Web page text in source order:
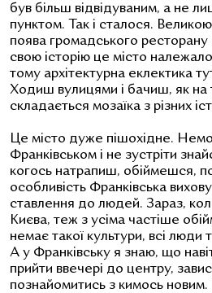
був більш відвідуваним, а не
пунктом. Так і сталося.
поява громадського
свою історію це місто
тому архітектурна еклектика
Ходиш вулицями і бачиш, як на
складається мозаїка з різних
Це місто дуже пішохідне.
Франківськом і не зустріти
когось натрапиш, обіймешся,
особливість Франківська
ставлення до людей. Зараз,
Києва, теж з усіма частіше
немає такої культури, всі люди
А у Франківську я знаю, що
прийти ввечері до центру,
познайомитись з кимось